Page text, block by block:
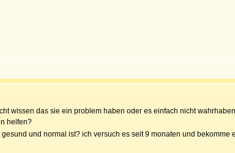
wissen das sie ein problem haben oder es einfach nicht
helfen?
und normal ist? ich versuch es seit 9 monaten und bekomme